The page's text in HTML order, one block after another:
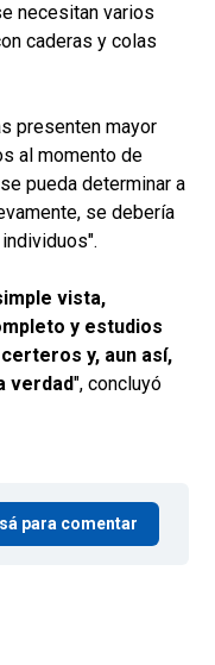
necesitan varios
caderas y colas
presenten mayor
al momento de
pueda determinar a
se debería
vista,
y estudios
y, aun así,
verdad", concluyó
para comentar